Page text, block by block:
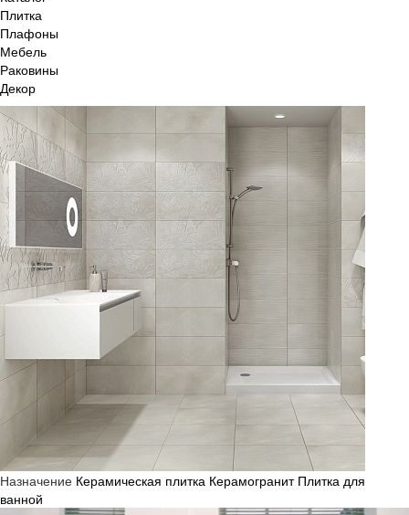
Плитка
Плафоны
Мебель
Раковины
Декор
Назначение Керамическая плитка Керамогранит Плитка для
ванной